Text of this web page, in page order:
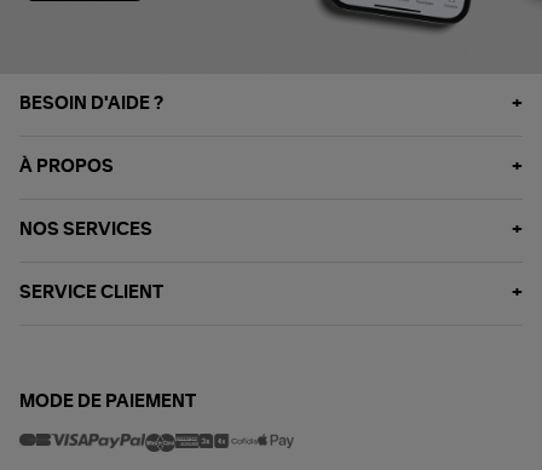
BESOIN D'AIDE ?
À PROPOS
NOS SERVICES
SERVICE CLIENT
MODE DE PAIEMENT